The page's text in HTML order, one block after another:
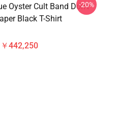
Oyster Cult Band Don't
Black T-Shirt
442,250
-20%